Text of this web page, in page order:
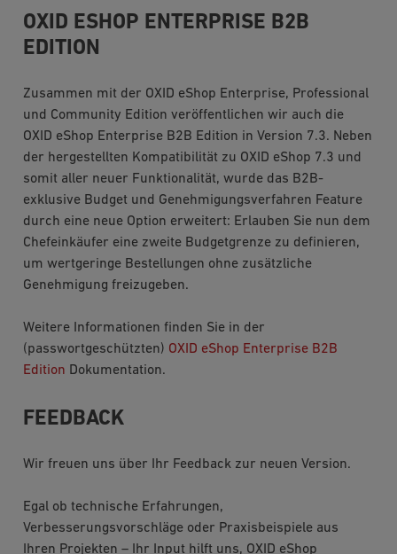
OXID ESHOP ENTERPRISE B2B
EDITION
Zusammen mit der OXID eShop Enterprise, Professional
und Community Edition veröffentlichen wir auch die
OXID eShop Enterprise B2B Edition in Version 7.3. Neben
der hergestellten Kompatibilität zu OXID eShop 7.3 und
somit aller neuer Funktionalität, wurde das B2B-
exklusive Budget und Genehmigungsverfahren Feature
durch eine neue Option erweitert: Erlauben Sie nun dem
Chefeinkäufer eine zweite Budgetgrenze zu definieren,
um wertgeringe Bestellungen ohne zusätzliche
Genehmigung freizugeben.
Weitere Informationen finden Sie in der
(passwortgeschützten) OXID eShop Enterprise B2B
Edition Dokumentation.
FEEDBACK
Wir freuen uns über Ihr Feedback zur neuen Version.
Egal ob technische Erfahrungen,
Verbesserungsvorschläge oder Praxisbeispiele aus
Ihren Projekten – Ihr Input hilft uns, OXID eShop